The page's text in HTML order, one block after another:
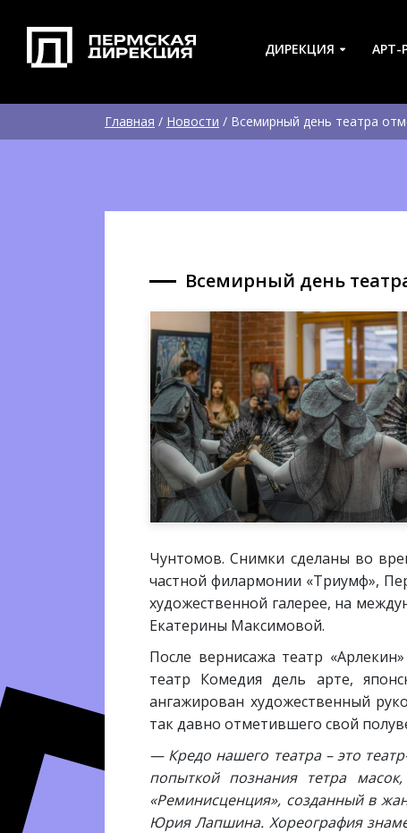
ДИРЕКЦИЯ АРТ-
Главная / Новости / Всемирный день театра
Всемирный день
Чунтомов. Снимки сделаны во
частной филармонии «Триумф»,
художественной галерее, на
Екатерины Максимовой.
После вернисажа театр
театр Комедия дель арте,
ангажирован художественный
так давно отметившего свой
— Кредо нашего театра – это
попыткой познания тетра
«Реминисценция», созданный в
Юрия Лапшина. Хореография